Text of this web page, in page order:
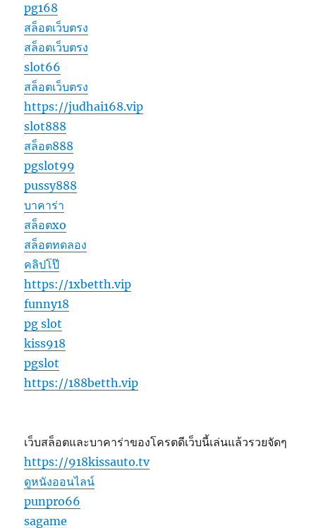
pg168
สล็อตเว็บตรง
สล็อตเว็บตรง
slot66
สล็อตเว็บตรง
https://judhai168.vip
slot888
สล็อต888
pgslot99
pussy888
บาคาร่า
สล็อตxo
สล็อตทดลอง
คลิปโป๊
https://1xbetth.vip
funny18
pg slot
kiss918
pgslot
https://188betth.vip
เว็บสล็อตและบาคาร่าของโครตดีเว็บนี้เล่นแล้วรวยจัดๆ
https://918kissauto.tv
ดูหนังออนไลน์
punpro66
sagame